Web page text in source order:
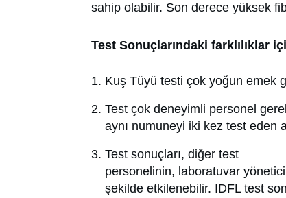
sahip olabilir. Son derece yüksek
Test Sonuçlarındaki farklılıklar
Kuş Tüyü testi çok yoğun emek
Test çok deneyimli personel
aynı numuneyi iki kez test eden
Test sonuçları, diğer test
personelinin, laboratuvar
şekilde etkilenebilir. IDFL test